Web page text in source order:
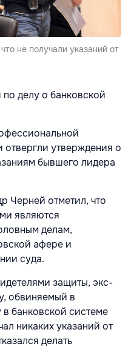
не получали указаний от
делу о банковской
отвергли утверждения о
бывшего лидера
Черней отметил, что
являются
делам,
афере и
суда.
защиты, экс-
обвиняемый в
банковской системе
никаких указаний от
делать